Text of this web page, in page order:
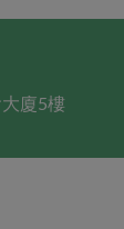
廈5樓